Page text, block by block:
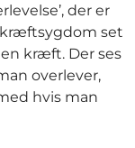
der er
set
kræft. Der ses
overlever,
hvis man